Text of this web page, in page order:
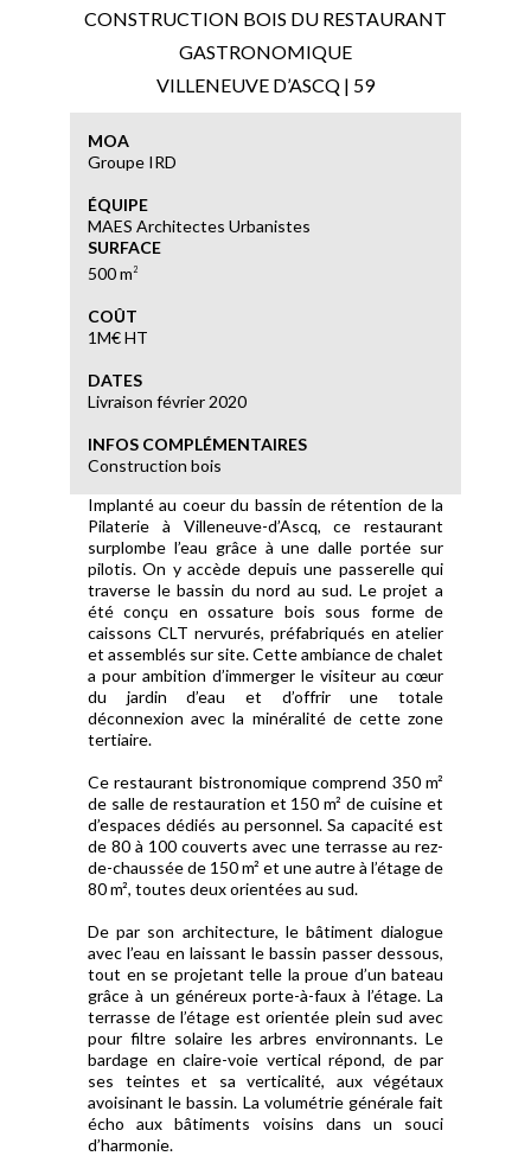
CONSTRUCTION BOIS DU RESTAURANT
GASTRONOMIQUE
VILLENEUVE D’ASCQ | 59
MOA
Groupe IRD
ÉQUIPE
MAES Architectes Urbanistes
SURFACE
500 m 2
COÛT
1M€ HT
DATES
Livraison février 2020
INFOS COMPLÉMENTAIRES
Construction bois
Implanté au coeur du bassin de rétention de la
Pilaterie à Villeneuve-d’Ascq, ce restaurant
surplombe l’eau grâce à une dalle portée sur
pilotis. On y accède depuis une passerelle qui
traverse le bassin du nord au sud. Le projet a
été conçu en ossature bois sous forme de
caissons CLT nervurés, préfabriqués en atelier
et assemblés sur site. Cette ambiance de chalet
a pour ambition d’immerger le visiteur au cœur
du jardin d’eau et d’offrir une totale
déconnexion avec la minéralité de cette zone
tertiaire.
Ce restaurant bistronomique comprend 350 m²
de salle de restauration et 150 m² de cuisine et
d’espaces dédiés au personnel. Sa capacité est
de 80 à 100 couverts avec une terrasse au rez-
de-chaussée de 150 m² et une autre à l’étage de
80 m², toutes deux orientées au sud.
De par son architecture, le bâtiment dialogue
avec l’eau en laissant le bassin passer dessous,
tout en se projetant telle la proue d’un bateau
grâce à un généreux porte-à-faux à l’étage. La
terrasse de l’étage est orientée plein sud avec
pour filtre solaire les arbres environnants. Le
bardage en claire-voie vertical répond, de par
ses teintes et sa verticalité, aux végétaux
avoisinant le bassin. La volumétrie générale fait
écho aux bâtiments voisins dans un souci
d’harmonie.